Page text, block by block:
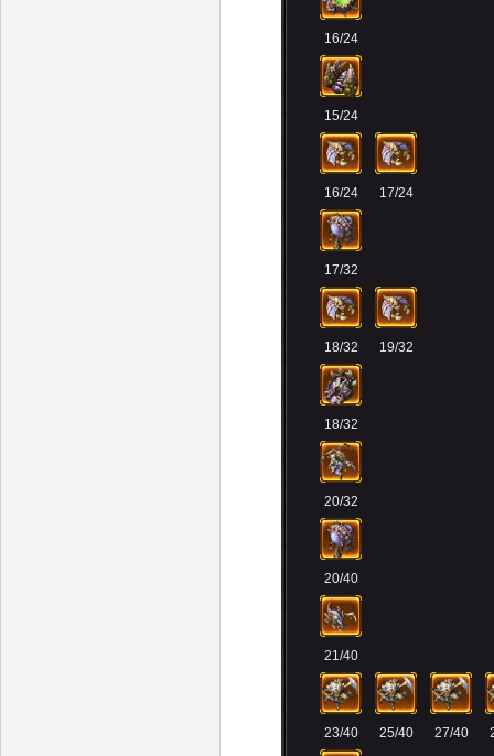
16/24
15/24
16/24 17/24
17/32
18/32 19/32
18/32
20/32
20/40
21/40
23/40 25/40 27/40